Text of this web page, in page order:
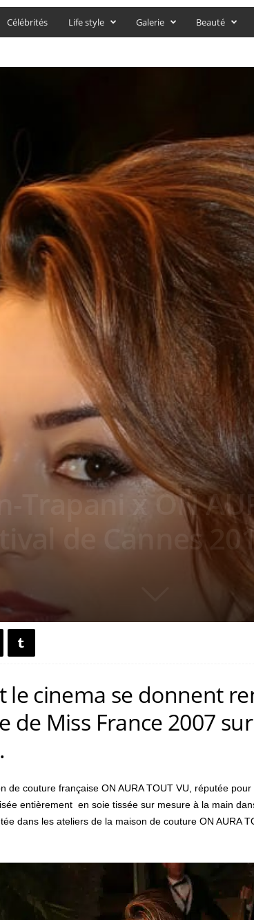
Célébrités Life style Galerie Beauté
Trapani x ON
de Cannes
le cinema se donnent
de Miss France 2007
de couture française ON AURA TOUT VU, réputée
entièrement en soie tissée sur mesure à la main
dans les ateliers de la maison de couture ON AURA